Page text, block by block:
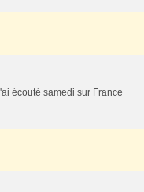
écouté samedi sur France